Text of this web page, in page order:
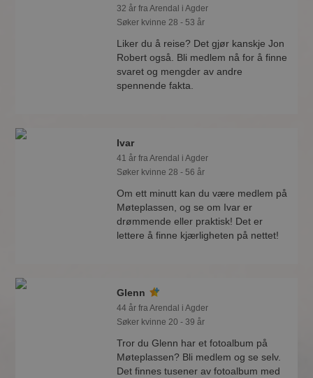
32 år fra Arendal i Agder
Søker kvinne 28 - 53 år
Liker du å reise? Det gjør kanskje Jon
Robert også. Bli medlem nå for å finne
svaret og mengder av andre
spennende fakta.
Ivar
41 år fra Arendal i Agder
Søker kvinne 28 - 56 år
Om ett minutt kan du være medlem på
Møteplassen, og se om Ivar er
drømmende eller praktisk! Det er
lettere å finne kjærligheten på nettet!
Glenn
44 år fra Arendal i Agder
Søker kvinne 20 - 39 år
Tror du Glenn har et fotoalbum på
Møteplassen? Bli medlem og se selv.
Det finnes tusener av fotoalbum med